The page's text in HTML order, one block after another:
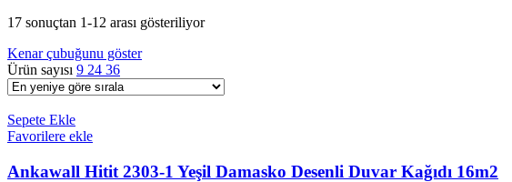
17 sonuçtan 1-12 arası gösteriliyor
Kenar çubuğunu göster
Ürün sayısı 9 24 36
Sepete Ekle
Favorilere ekle
Ankawall Hitit 2303-1 Yeşil Damasko Desenli Duvar Kağıdı 16m2